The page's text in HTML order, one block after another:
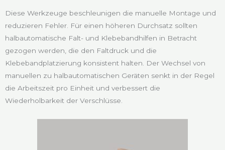
Diese Werkzeuge beschleunigen die manuelle Montage und
reduzieren Fehler. Für einen höheren Durchsatz sollten
halbautomatische Falt- und Klebebandhilfen in Betracht
gezogen werden, die den Faltdruck und die
Klebebandplatzierung konsistent halten. Der Wechsel von
manuellen zu halbautomatischen Geräten senkt in der Regel
die Arbeitszeit pro Einheit und verbessert die
Wiederholbarkeit der Verschlüsse.